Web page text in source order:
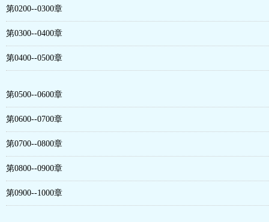
第0200--0300章
第0300--0400章
第0400--0500章
第0500--0600章
第0600--0700章
第0700--0800章
第0800--0900章
第0900--1000章